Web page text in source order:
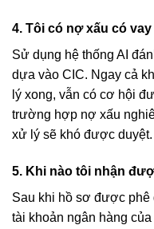
4. Tôi có nợ xấu có
Sử dụng hệ thống AI
dựa vào CIC. Ngay cả
lý xong, vẫn có cơ hội
trường hợp nợ xấu
xử lý sẽ khó được duyệt.
5. Khi nào tôi nhận
Sau khi hồ sơ được phê
tài khoản ngân hàng